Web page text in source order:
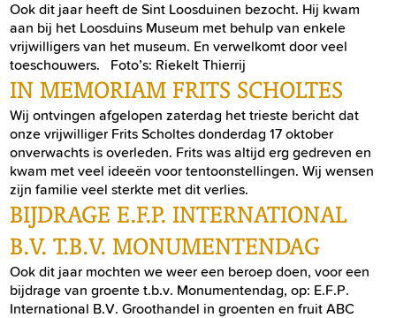
Ook dit jaar heeft de Sint Loosduinen bezocht. Hij kwam
aan bij het Loosduins Museum met behulp van enkele
vrijwilligers van het museum. En verwelkomt door veel
toeschouwers. Foto’s: Riekelt Thierrij
IN MEMORIAM FRITS SCHOLTES
Wij ontvingen afgelopen zaterdag het trieste bericht dat
onze vrijwilliger Frits Scholtes donderdag 17 oktober
onverwachts is overleden. Frits was altijd erg gedreven en
kwam met veel ideeën voor tentoonstellingen. Wij wensen
zijn familie veel sterkte met dit verlies.
BIJDRAGE E.F.P. INTERNATIONAL
B.V. T.B.V. MONUMENTENDAG
Ook dit jaar mochten we weer een beroep doen, voor een
bijdrage van groente t.b.v. Monumentendag, op: E.F.P.
International B.V. Groothandel in groenten en fruit ABC